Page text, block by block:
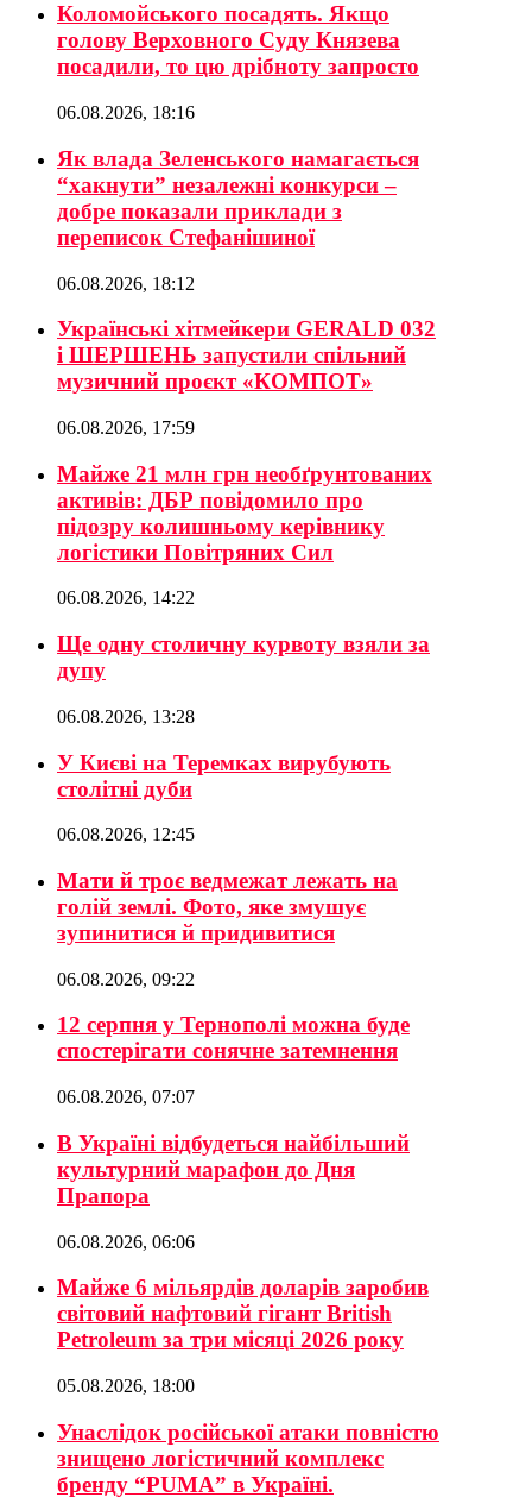
Коломойського посадять. Якщо
голову Верховного Суду Князева
посадили, то цю дрібноту запросто
06.08.2026, 18:16
Як влада Зеленського намагається
“хакнути” незалежні конкурси –
добре показали приклади з
переписок Стефанішиної
06.08.2026, 18:12
Українські хітмейкери GERALD 032
і ШЕРШЕНЬ запустили спільний
музичний проєкт «КОМПОТ»
06.08.2026, 17:59
Майже 21 млн грн необґрунтованих
активів: ДБР повідомило про
підозру колишньому керівнику
логістики Повітряних Сил
06.08.2026, 14:22
Ще одну столичну курвоту взяли за
дупу
06.08.2026, 13:28
У Києві на Теремках вирубують
столітні дуби
06.08.2026, 12:45
Мати й троє ведмежат лежать на
голій землі. Фото, яке змушує
зупинитися й придивитися
06.08.2026, 09:22
12 серпня у Тернополі можна буде
спостерігати сонячне затемнення
06.08.2026, 07:07
В Україні відбудеться найбільший
культурний марафон до Дня
Прапора
06.08.2026, 06:06
Майже 6 мільярдів доларів заробив
світовий нафтовий гігант British
Petroleum за три місяці 2026 року
05.08.2026, 18:00
Унаслідок російської атаки повністю
знищено логістичний комплекс
бренду “PUMA” в Україні.